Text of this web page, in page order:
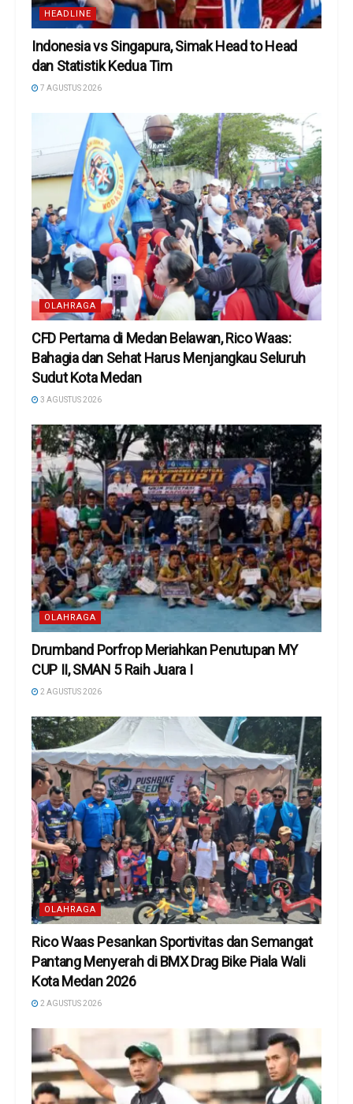
HEADLINE
Indonesia vs Singapura, Simak Head to Head
dan Statistik Kedua Tim
7 AGUSTUS 2026
OLAHRAGA
CFD Pertama di Medan Belawan, Rico Waas:
Bahagia dan Sehat Harus Menjangkau Seluruh
Sudut Kota Medan
3 AGUSTUS 2026
OLAHRAGA
Drumband Porfrop Meriahkan Penutupan MY
CUP II, SMAN 5 Raih Juara I
2 AGUSTUS 2026
OLAHRAGA
Rico Waas Pesankan Sportivitas dan Semangat
Pantang Menyerah di BMX Drag Bike Piala Wali
Kota Medan 2026
2 AGUSTUS 2026